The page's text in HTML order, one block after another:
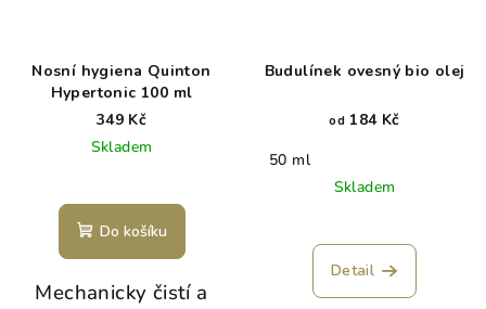
Nosní hygiena Quinton
Hypertonic 100 ml
349 Kč
Skladem
Do košíku
Mechanicky čistí a
Budulínek ovesný bio olej
od 184 Kč
50 ml
Skladem
Detail